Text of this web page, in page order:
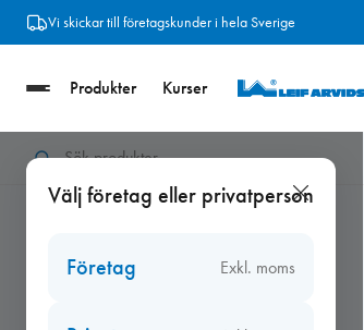
Hoppa
Vi skickar till företagskunder i hela Sverige
Produkter Kurser
Välj företag eller privatperson
Företag Exkl. moms
Hem Kulturbeslag skruv